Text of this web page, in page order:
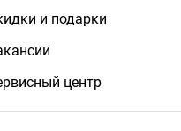
и подарки
центр